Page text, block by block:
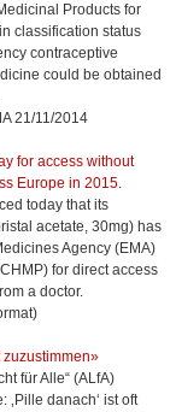
Products for
classification status
contraceptive
could be obtained
21/11/2014
for access without
Europe in 2015.
today that its
acetate, 30mg) has
Agency (EMA)
for direct access
a doctor.
für Alle“ (ALfA)
danach‘ ist oft